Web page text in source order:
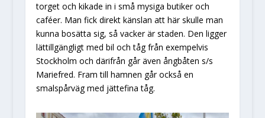
torget och kikade in i små mysiga butiker och
caféer. Man fick direkt känslan att här skulle man
kunna bosätta sig, så vacker är staden. Den ligger
lättillgängligt med bil och tåg från exempelvis
Stockholm och därifrån går även ångbåten s/s
Mariefred. Fram till hamnen går också en
smalspårväg med jättefina tåg.